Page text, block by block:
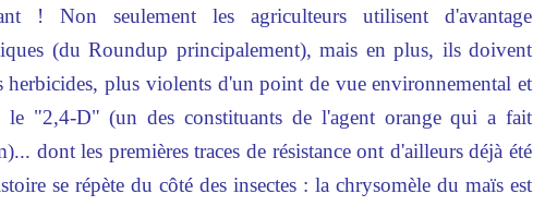
! Non seulement les agriculteurs utilisent d'avantage
(du Roundup principalement), mais en plus, ils doivent
herbicides, plus violents d'un point de vue environnemental et
le "2,4-D" (un des constituants de l'agent orange qui a fait
dont les premières traces de résistance ont d'ailleurs déjà été
se répète du côté des insectes : la chrysomèle du maïs est